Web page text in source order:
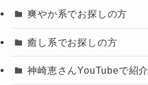
爽やか系でお探しの方
癒し系でお探しの方
神崎恵さんYouTubeで紹介